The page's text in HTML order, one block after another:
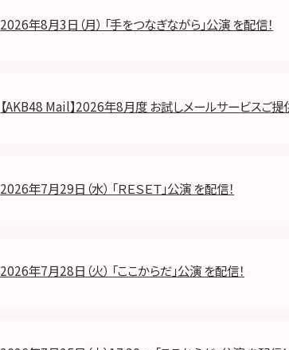
2026年8月3日（月） 「手をつなぎながら」公演 を配信！
【AKB48 Mail】2026年8月度 お試しメールサービスご提
2026年7月29日（水） 「ＲＥＳＥＴ」公演 を配信！
2026年7月28日（火） 「ここからだ」公演 を配信！